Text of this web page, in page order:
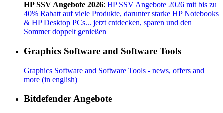
HP SSV Angebote 2026: HP SSV Angebote 2026 mit bis zu
40% Rabatt auf viele Produkte, darunter starke HP Notebooks
& HP Desktop PCs... jetzt entdecken, sparen und den
Sommer doppelt genießen
Graphics Software and Software Tools
Graphics Software and Software Tools - news, offers and
more (in english)
Bitdefender Angebote